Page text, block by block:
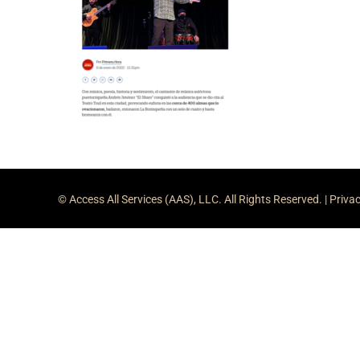
© Access All Services (AAS), LLC. All Rights Reserved. |